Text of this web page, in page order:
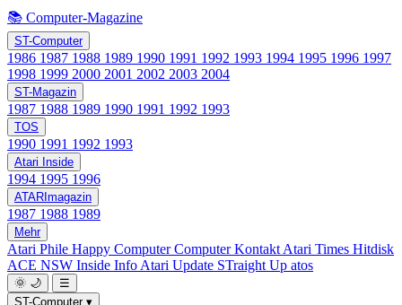
📚 Computer-Magazine
ST-Computer
1986 1987 1988 1989 1990 1991 1992 1993 1994 1995 1996 1997
1998 1999 2000 2001 2002 2003 2004
ST-Magazin
1987 1988 1989 1990 1991 1992 1993
TOS
1990 1991 1992 1993
Atari Inside
1994 1995 1996
ATARImagazin
1987 1988 1989
Mehr
Atari Phile Happy ComputerComputer Kontakt Atari Times Hitdisk
ACE NSW Inside Info Atari Update STraight Up atos
🌞 🌙
☰
ST-Computer ▾